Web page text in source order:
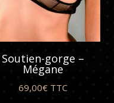
Soutien-gorge –
Mégane
69,00€ TTC